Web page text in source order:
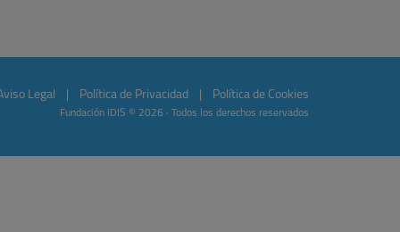
Legal Política de Privacidad Política de Cookies
Fundación IDIS © 2026 · Todos los derechos reservados